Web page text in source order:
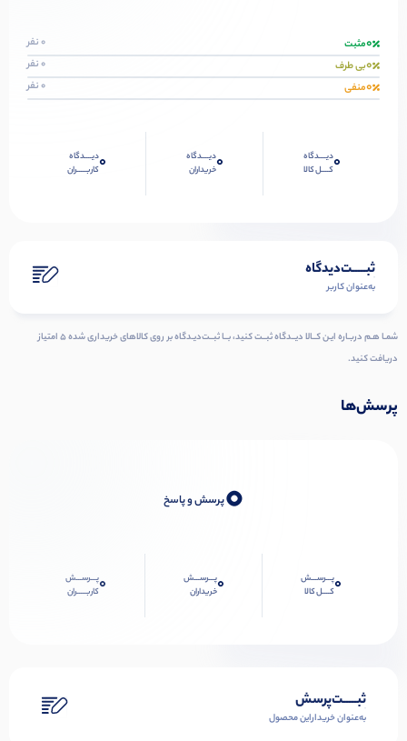
0مثبت 0 نفر
0بی طرف 0 نفر
0منفی 0 نفر
0دیــــدگاه
کــــل کالا
0دیــــدگاه
خریداران
0دیــــدگاه
کاربـــــران
ثبـــــت‌دیدگاه
به‌عنوان کاربر
شمـا هـم دربـاره ایـن کــالا دیــدگاه ثبــت کنید، بــا ثبــت‌دیـدگاه بر روی کالاهای خریداری شده ۵ امتیاز
دریافت کنید.
پرسش‌ها
0پرسش و پاسخ
0پـــرســـش
کــــل کالا
0پـــرســـش
خریداران
0پـــرســـش
کاربـــــران
ثبـــــت‌پرسش
به‌عنوان ‌خریدار‌این‌ محصول